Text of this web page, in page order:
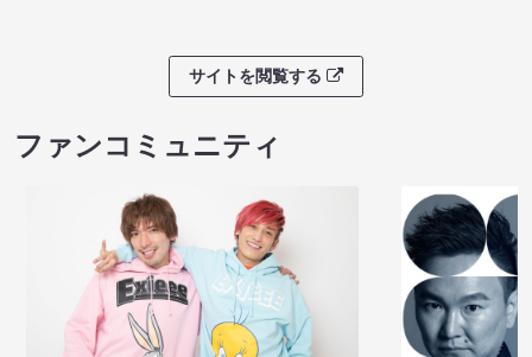
サイトを閲覧する
ファンコミュニティ